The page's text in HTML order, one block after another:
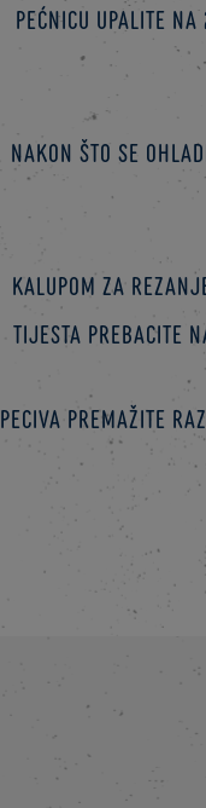
Pećnicu upalite
Nakon što se
Kalupom za
tijesta prebacite
Peciva premažite